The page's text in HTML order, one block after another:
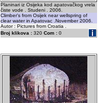
Planinari iz Osijeka kod apatovačkog vrela
čiste vode . Studeni . 2006.
Climber's from Osijek near wellspring of
clear water in Apatovac .November 2006.
Autor : Pictures from Croatia .
Broj klikova :320 Com :0